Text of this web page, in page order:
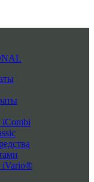
iCombi
iVario®